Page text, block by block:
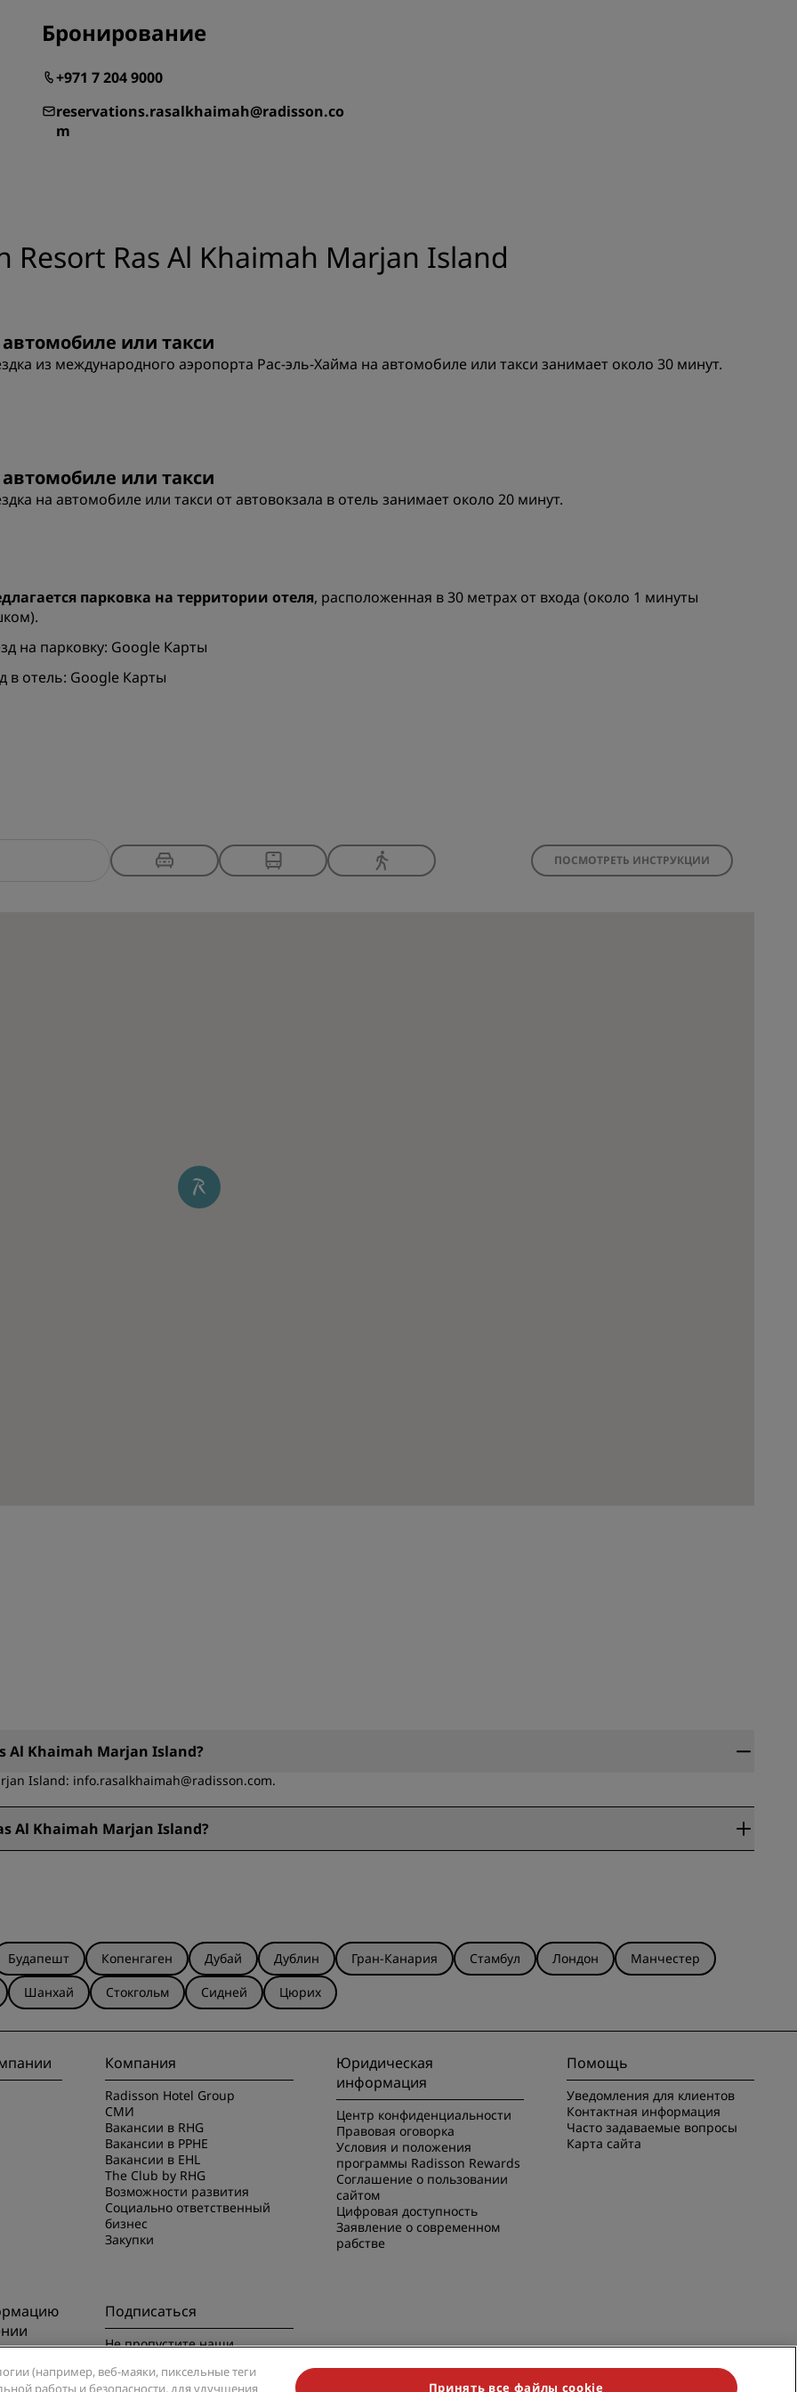
Бронирование
+971 7 204 9000
reservations.rasalkhaimah@radisson.co
m
Resort Ras Al Khaimah Marjan Island
или такси
из международного аэропорта Рас-эль-Хайма на автомобиле или такси занимает около 30 минут.
или такси
на автомобиле или такси от автовокзала в отель занимает около 20 минут.
парковка на территории отеля, расположенная в 30 метрах от входа (около 1 минуты
на парковку: Google Карты
в отель: Google Карты
ПОСМОТРЕТЬ ИНСТРУКЦИИ
Al Khaimah Marjan Island?
Island: info.rasalkhaimah@radisson.com.
Al Khaimah Marjan Island?
Будапешт Копенгаген Дубай Дублин Гран-Канария Стамбул Лондон
Манчестер
Шанхай Стокгольм Сидней Цюрих
Компания
Radisson Hotel Group
СМИ
Вакансии в RHG
Вакансии в PPHE
Вакансии в EHL
The Club by RHG
Возможности развития
Социально ответственный
бизнес
Закупки
Юридическая
информация
Центр конфиденциальности
Правовая оговорка
Условия и положения
программы Radisson Rewards
Соглашение о пользовании
сайтом
Цифровая доступность
Заявление о современном
рабстве
Помощь
Уведомления для клиентов
Контактная информация
Часто задаваемые вопросы
Карта сайта
Подписаться
Не пропустите наши
наибольшей популярностью
(например, веб-маяки, пиксельные теги
работы и безопасности, для улучшения
Принять все файлы cookie